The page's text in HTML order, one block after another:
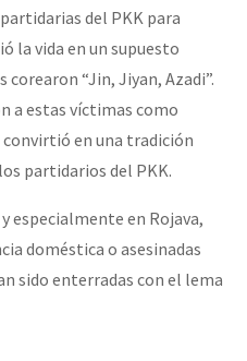
del PKK para
la vida en un supuesto
corearon “Jin, Jiyan, Azadi”.
a estas víctimas como
convirtió en una tradición
partidarios del PKK.
especialmente en Rojava,
doméstica o asesinadas
sido enterradas con el lema